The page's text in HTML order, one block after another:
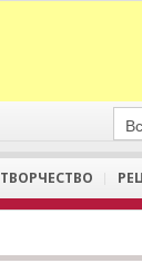
ТВОРЧЕСТВО